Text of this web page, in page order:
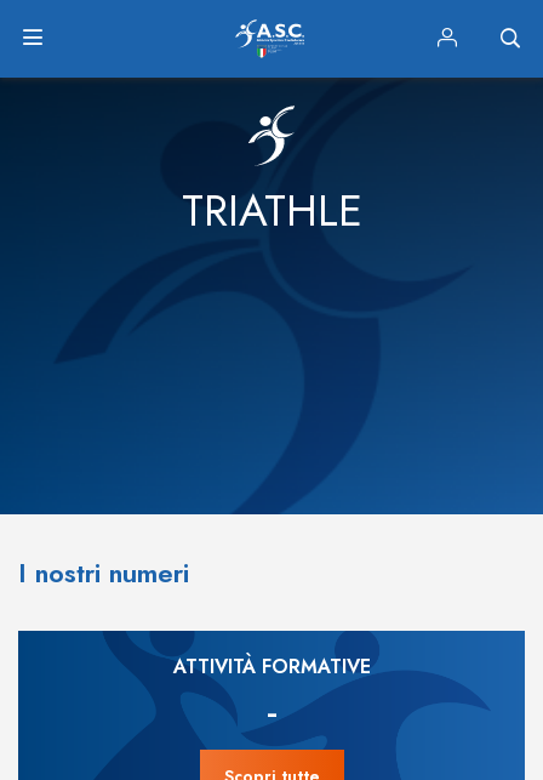
TRIATHLE
I nostri numeri
ATTIVITÀ FORMATIVE
-